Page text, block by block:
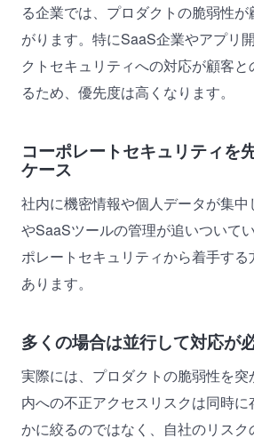
る企業では、プロダクトの脆弱性
がります。特にSaaS企業やアプリ
クトセキュリティへの対応が顧客
るため、優先度は高くなります。
コーポレートセキュリティを
ケース
社内に機密情報や個人データが集
やSaaSツールの管理が追いついて
ポレートセキュリティから着手する
あります。
多くの場合は並行して対応が
実際には、プロダクトの脆弱性を
内への不正アクセスリスクは同時
かに絞るのではなく、自社のリスク